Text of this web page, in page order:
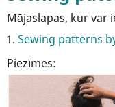
Mājaslapas, kur var
Sewing patterns
Piezīmes: